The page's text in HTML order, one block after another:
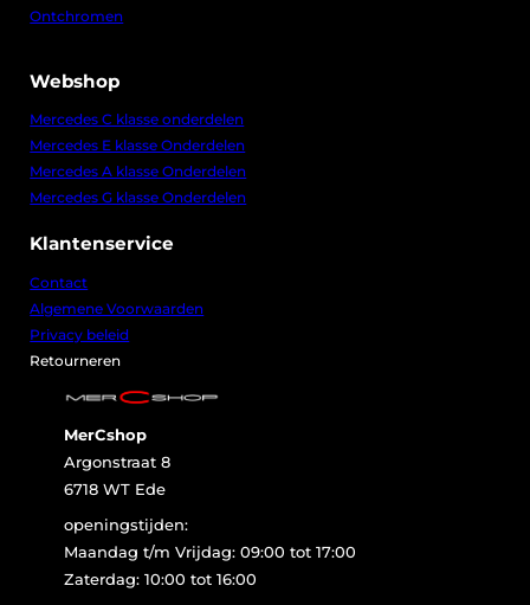
Ontchromen
Webshop
Mercedes C klasse onderdelen
Mercedes E klasse Onderdelen
Mercedes A klasse Onderdelen
Mercedes G klasse Onderdelen
Klantenservice
Contact
Algemene Voorwaarden
Privacy beleid
Retourneren
MerCshop
Argonstraat 8
6718 WT Ede
openingstijden:
Maandag t/m Vrijdag: 09:00 tot 17:00
Zaterdag: 10:00 tot 16:00